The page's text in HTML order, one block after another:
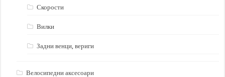
Скорости
Вилки
Задни венци, вериги
Велосипедни аксесоари